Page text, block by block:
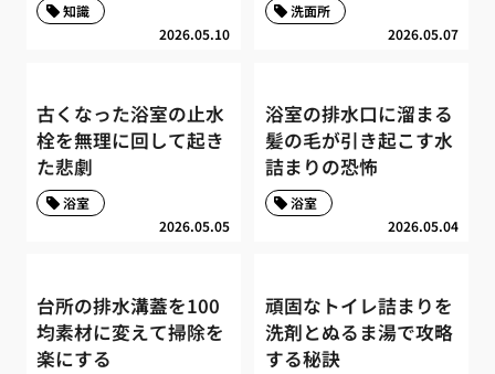
2026.05.10
知識
2026.05.07
洗面所
古くなった浴室の止水
栓を無理に回して起き
た悲劇
2026.05.05
浴室
浴室の排水口に溜まる
髪の毛が引き起こす水
詰まりの恐怖
2026.05.04
浴室
台所の排水溝蓋を100
均素材に変えて掃除を
楽にする
頑固なトイレ詰まりを
洗剤とぬるま湯で攻略
する秘訣